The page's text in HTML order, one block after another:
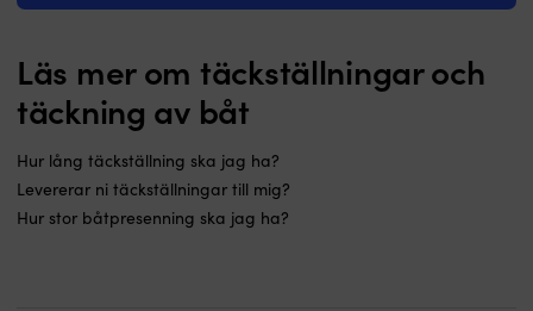
Läs mer om täckställningar och
täckning av båt
Hur lång täckställning ska jag ha?
Levererar ni täckställningar till mig?
Hur stor båtpresenning ska jag ha?